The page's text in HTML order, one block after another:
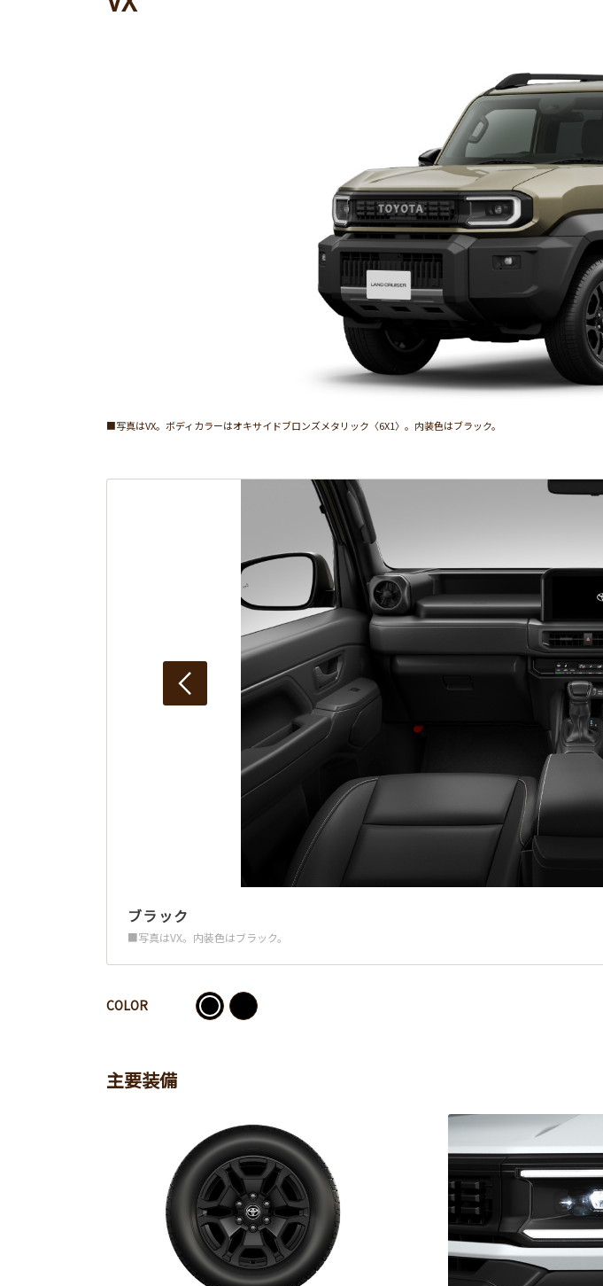
■写真はVX。ボディカラーはオキサイドブロンズメタリック〈6X1〉。内装色はブラック。
ブラック
■写真はVX。内装色はブラック。
COLOR
主要装備